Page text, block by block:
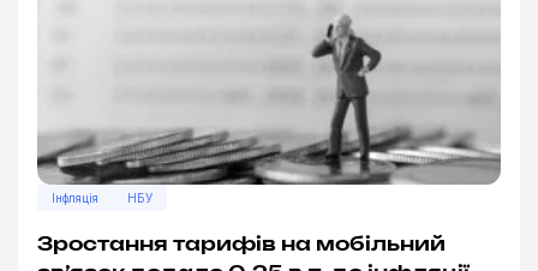
Інфляція НБУ
Зростання тарифів на мобільний